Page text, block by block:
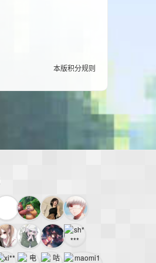
本版积分规则